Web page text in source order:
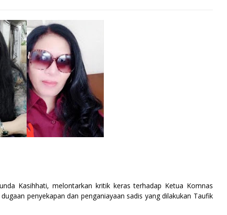
Kasihhati, melontarkan kritik keras terhadap Ketua Komnas
penyekapan dan penganiayaan sadis yang dilakukan Taufik